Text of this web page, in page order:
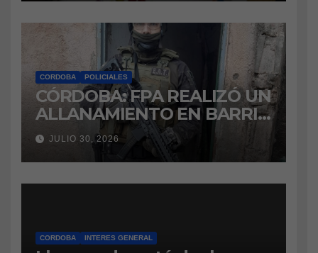
CORDOBA POLICIALES
CÓRDOBA: FPA REALIZÓ UN
ALLANAMIENTO EN BARRIO
VILLA BOEDO
RELACIONADO CON UNA
CAUSA DE DROGAS EN LA
CÁRCEL DE BOUWER
JULIO 30, 2026
CORDOBA INTERES GENERAL